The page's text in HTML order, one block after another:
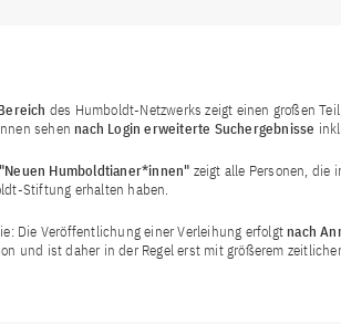
des Humboldt-Netzwerks zeigt einen großen
sehen nach Login erweiterte Suchergebnisse
"Neuen Humboldtianer*innen" zeigt alle Personen, die
Stiftung erhalten haben.
Die Veröffentlichung einer Verleihung erfolgt nach
und ist daher in der Regel erst mit größerem